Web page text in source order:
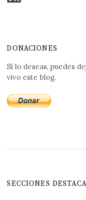
DONACIONES
Si lo deseas, puedes
vivo este blog.
SECCIONES